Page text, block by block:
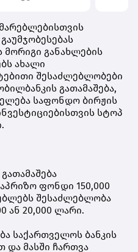
მორიგი განახლების
ახალი
შესაძლებლობები
გათამაშება,
საფონდო ბირჟის
სტოპ
ფონდი 150,000
შესაძლებლობა
ან 20,000 ლარი.
საქართველოს ბანკის
და მასში ჩართვა